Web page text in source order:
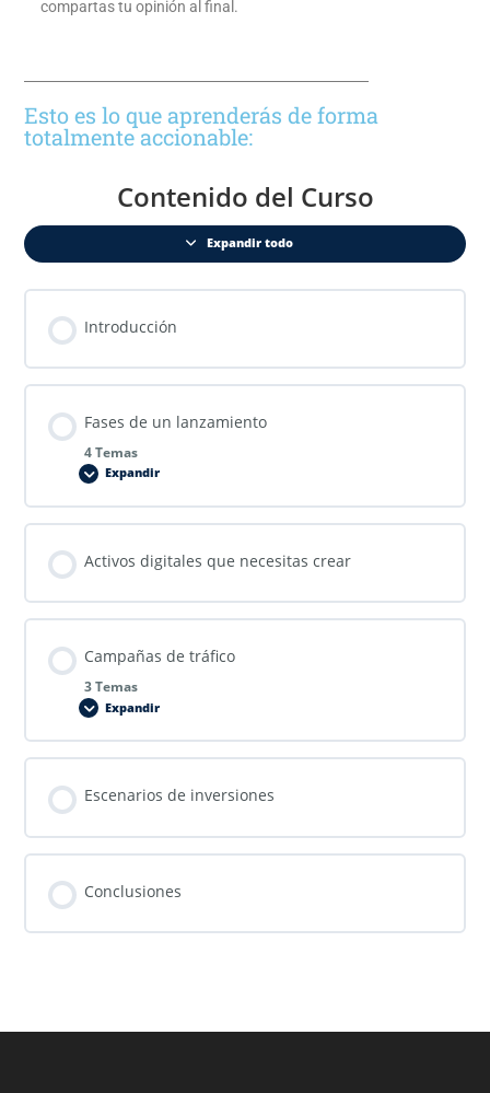
compartas tu opinión al final.
Esto es lo que aprenderás de forma
totalmente accionable:
Contenido del Curso
Expandir todo
Introducción
Fases de un lanzamiento
4 Temas
Expandir
Activos digitales que necesitas crear
Campañas de tráfico
3 Temas
Expandir
Escenarios de inversiones
Conclusiones